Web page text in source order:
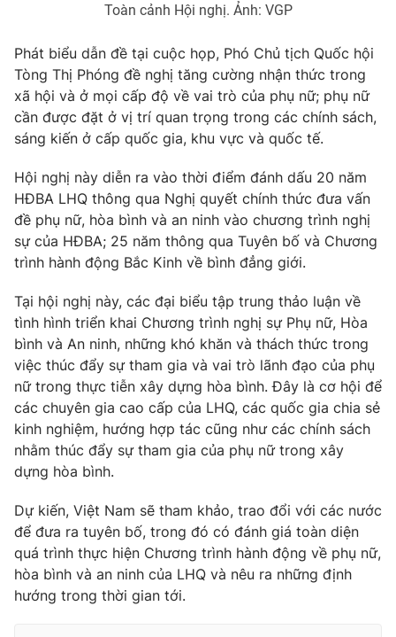
Liên hệ tòa soạn English
THỜI BÁO VTV
Theo dõi báo trên
Cơ quan chủ quản: Đài Truyền hình Việt Nam
Cơ quan báo chí:Thời báo VTV
cấp ngày 29/12/2023
Tổng Biên tập:Vũ Thanh Thủy
Phó Tổng Biên tập: Nguyễn Thị Mỹ Hạnh, Phạm Quốc Thắng,
Nguyễn Trọng Ninh
Tổng đài VTV: 024.38 355 931 - 024.38 355 932
Ðiện thoại Thời báo VTV:
024.66 897 897
Email: toasoan@vtv.vn
Liên hệ quảng cáo:
Toàn cảnh Hội nghị. Ảnh: VGP
Phát biểu dẫn đề tại cuộc họp, Phó Chủ tịch Quốc hội
Tòng Thị Phóng đề nghị tăng cường nhận thức trong
xã hội và ở mọi cấp độ về vai trò của phụ nữ; phụ nữ
cần được đặt ở vị trí quan trọng trong các chính sách,
sáng kiến ở cấp quốc gia, khu vực và quốc tế.
Hội nghị này diễn ra vào thời điểm đánh dấu 20 năm
HĐBA LHQ thông qua Nghị quyết chính thức đưa vấn
đề phụ nữ, hòa bình và an ninh vào chương trình nghị
sự của HĐBA; 25 năm thông qua Tuyên bố và Chương
trình hành động Bắc Kinh về bình đẳng giới.
Tại hội nghị này, các đại biểu tập trung thảo luận về
tình hình triển khai Chương trình nghị sự Phụ nữ, Hòa
bình và An ninh, những khó khăn và thách thức trong
việc thúc đẩy sự tham gia và vai trò lãnh đạo của phụ
nữ trong thực tiễn xây dựng hòa bình. Đây là cơ hội để
các chuyên gia cao cấp của LHQ, các quốc gia chia sẻ
kinh nghiệm, hướng hợp tác cũng như các chính sách
nhằm thúc đẩy sự tham gia của phụ nữ trong xây
dựng hòa bình.
Dự kiến, Việt Nam sẽ tham khảo, trao đổi với các nước
để đưa ra tuyên bố, trong đó có đánh giá toàn diện
quá trình thực hiện Chương trình hành động về phụ nữ,
hòa bình và an ninh của LHQ và nêu ra những định
hướng trong thời gian tới.